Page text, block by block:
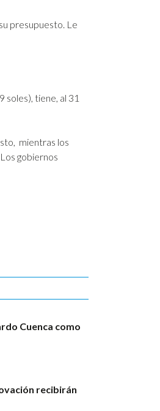
presupuesto. Le
soles), tiene, al 31
mientras los
gobiernos
Cuenca como
recibirán